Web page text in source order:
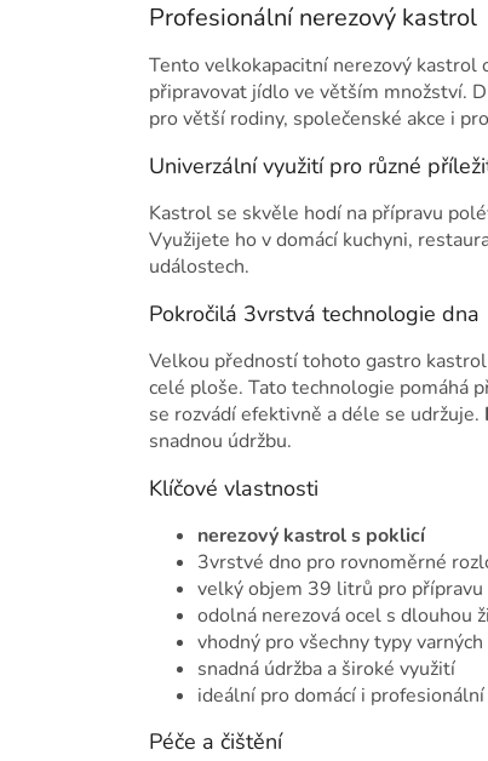
Profesionální nerezový kastrol
Tento velkokapacitní nerezový kastrol
připravovat jídlo ve větším množství.
pro větší rodiny, společenské akce i
Univerzální využití pro různé
Kastrol se skvěle hodí na přípravu
Využijete ho v domácí kuchyni,
událostech.
Pokročilá 3vrstvá technologie dna
Velkou předností tohoto gastro
celé ploše. Tato technologie pomáhá
se rozvádí efektivně a déle se udržuje.
snadnou údržbu.
Klíčové vlastnosti
nerezový kastrol s poklicí
3vrstvé dno pro rovnoměrné
velký objem 39 litrů pro
odolná nerezová ocel s dlouhou
vhodný pro všechny typy
snadná údržba a široké využití
ideální pro domácí i
Péče a čištění